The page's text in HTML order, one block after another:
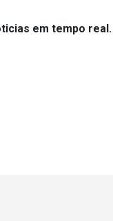
em tempo real.